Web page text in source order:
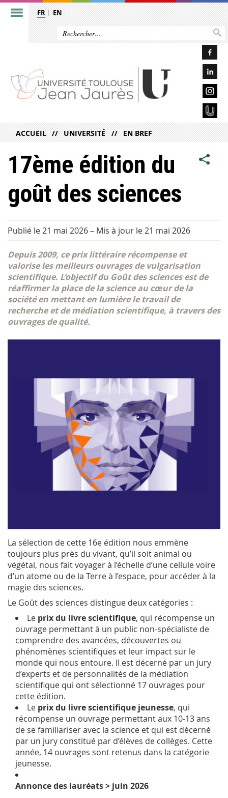
FR EN
ACCUEIL UNIVERSITÉ EN BREF
17ème édition du
goût des sciences
Publié le 21 mai 2026– Mis à jour le 21 mai 2026
Depuis 2009, ce prix littéraire récompense et
valorise les meilleurs ouvrages de vulgarisation
scientifique. L’objectif du Goût des sciences est de
réaffirmer la place de la science au cœur de la
société en mettant en lumière le travail de
recherche et de médiation scientifique, à travers des
ouvrages de qualité.
La sélection de cette 16e édition nous emmène
toujours plus près du vivant, qu’il soit animal ou
végétal, nous fait voyager à l’échelle d’une cellule voire
d’un atome ou de la Terre à l’espace, pour accéder à la
magie des sciences.
Le Goût des sciences distingue deux catégories :
Le prix du livre scientifique, qui récompense un
ouvrage permettant à un public non-spécialiste de
comprendre des avancées, découvertes ou
phénomènes scientifiques et leur impact sur le
monde qui nous entoure. Il est décerné par un jury
d’experts et de personnalités de la médiation
scientifique qui ont sélectionné 17 ouvrages pour
cette édition.
Le prix du livre scientifique jeunesse, qui
récompense un ouvrage permettant aux 10-13 ans
de se familiariser avec la science et qui est décerné
par un jury constitué par d’élèves de collèges. Cette
année, 14 ouvrages sont retenus dans la catégorie
jeunesse.
Annonce des lauréats > juin 2026